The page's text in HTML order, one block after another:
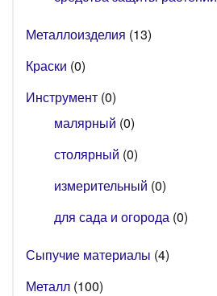
Металлоизделия (13)
Краски (0)
Инструмент (0)
малярный (0)
столярный (0)
измерительный (0)
для сада и огорода (0)
Сыпучие материалы (4)
Металл (100)